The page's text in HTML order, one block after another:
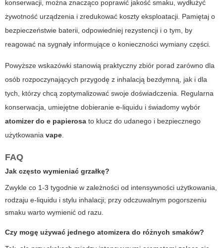
konserwacji, można znacząco poprawić jakość smaku, wydłużyć
żywotność urządzenia i zredukować koszty eksploatacji. Pamiętaj o
bezpieczeństwie baterii, odpowiedniej rezystencji i o tym, by
reagować na sygnały informujące o konieczności wymiany części.
Powyższe wskazówki stanowią praktyczny zbiór porad zarówno dla
osób rozpoczynających przygodę z inhalacją bezdymną, jak i dla
tych, którzy chcą zoptymalizować swoje doświadczenia. Regularna
konserwacja, umiejętne dobieranie e-liquidu i świadomy wybór
atomizer do e papierosa to klucz do udanego i bezpiecznego
użytkowania vape
FAQ
Jak często wymieniać grzałkę?
Zwykle co 1-3 tygodnie w zależności od intensywności użytkowania,
rodzaju e-liquidu i stylu inhalacji; przy odczuwalnym pogorszeniu
smaku warto wymienić od razu.
Czy mogę używać jednego atomizera do różnych smaków?